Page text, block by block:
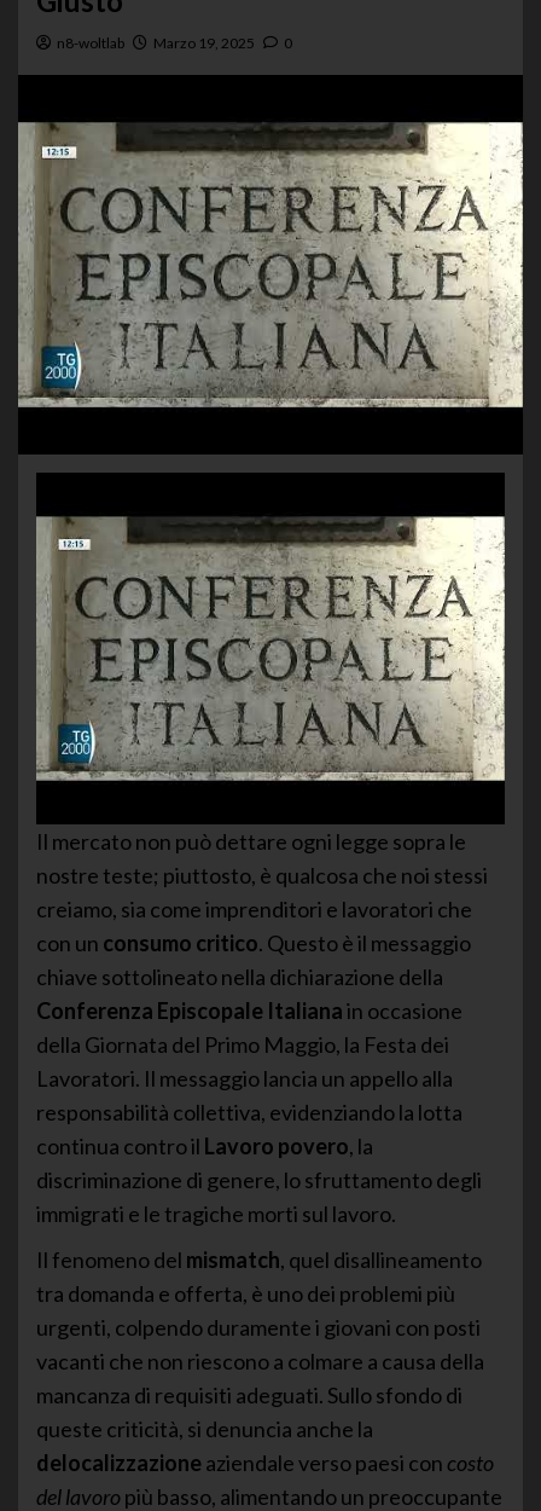
n8-woltlab Marzo 19, 2025 0
Il mercato non può dettare ogni legge sopra le
nostre teste; piuttosto, è qualcosa che noi stessi
creiamo, sia come imprenditori e lavoratori che
con un consumo critico. Questo è il messaggio
chiave sottolineato nella dichiarazione della
Conferenza Episcopale Italianain occasione
della Giornata del Primo Maggio, la Festa dei
Lavoratori. Il messaggio lancia un appello alla
responsabilità collettiva, evidenziando la lotta
continua contro il Lavoro povero, la
discriminazione di genere, lo sfruttamento degli
immigrati e le tragiche morti sul lavoro.
Il fenomeno del mismatch, quel disallineamento
tra domanda e offerta, è uno dei problemi più
urgenti, colpendo duramente i giovani con posti
vacanti che non riescono a colmare a causa della
mancanza di requisiti adeguati. Sullo sfondo di
queste criticità, si denuncia anche la
delocalizzazioneaziendale verso paesi con costo
del lavoropiù basso, alimentando un preoccupante